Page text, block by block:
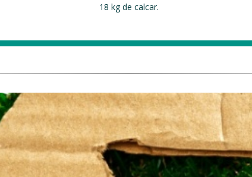
18 kg de calcar.